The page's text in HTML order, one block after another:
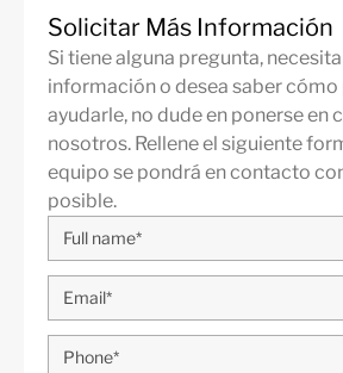
24h Servicio de
seguridad
Aire acondicionado
frio/caliente
Cerca de servicios
Sótano
Cerca del puerto
Cerca de comercios
Cerca de la ciudad
Solicitar Más Información
Si tiene alguna pregunta,
información o desea saber
ayudarle, no dude en ponerse en
nosotros. Rellene el siguiente
equipo se pondrá en contacto
posible.